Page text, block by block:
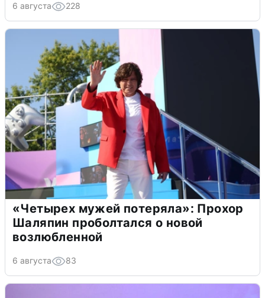
6 августа 228
«Четырех мужей потеряла»: Прохор
Шаляпин проболтался о новой
возлюбленной
6 августа 83